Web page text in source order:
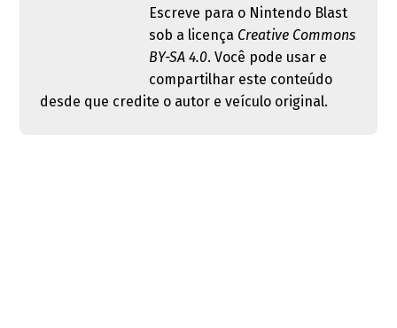
Escreve para o Nintendo Blast
sob a licença Creative Commons
BY-SA 4.0. Você pode usar e
compartilhar este conteúdo
desde que credite o autor e veículo original.